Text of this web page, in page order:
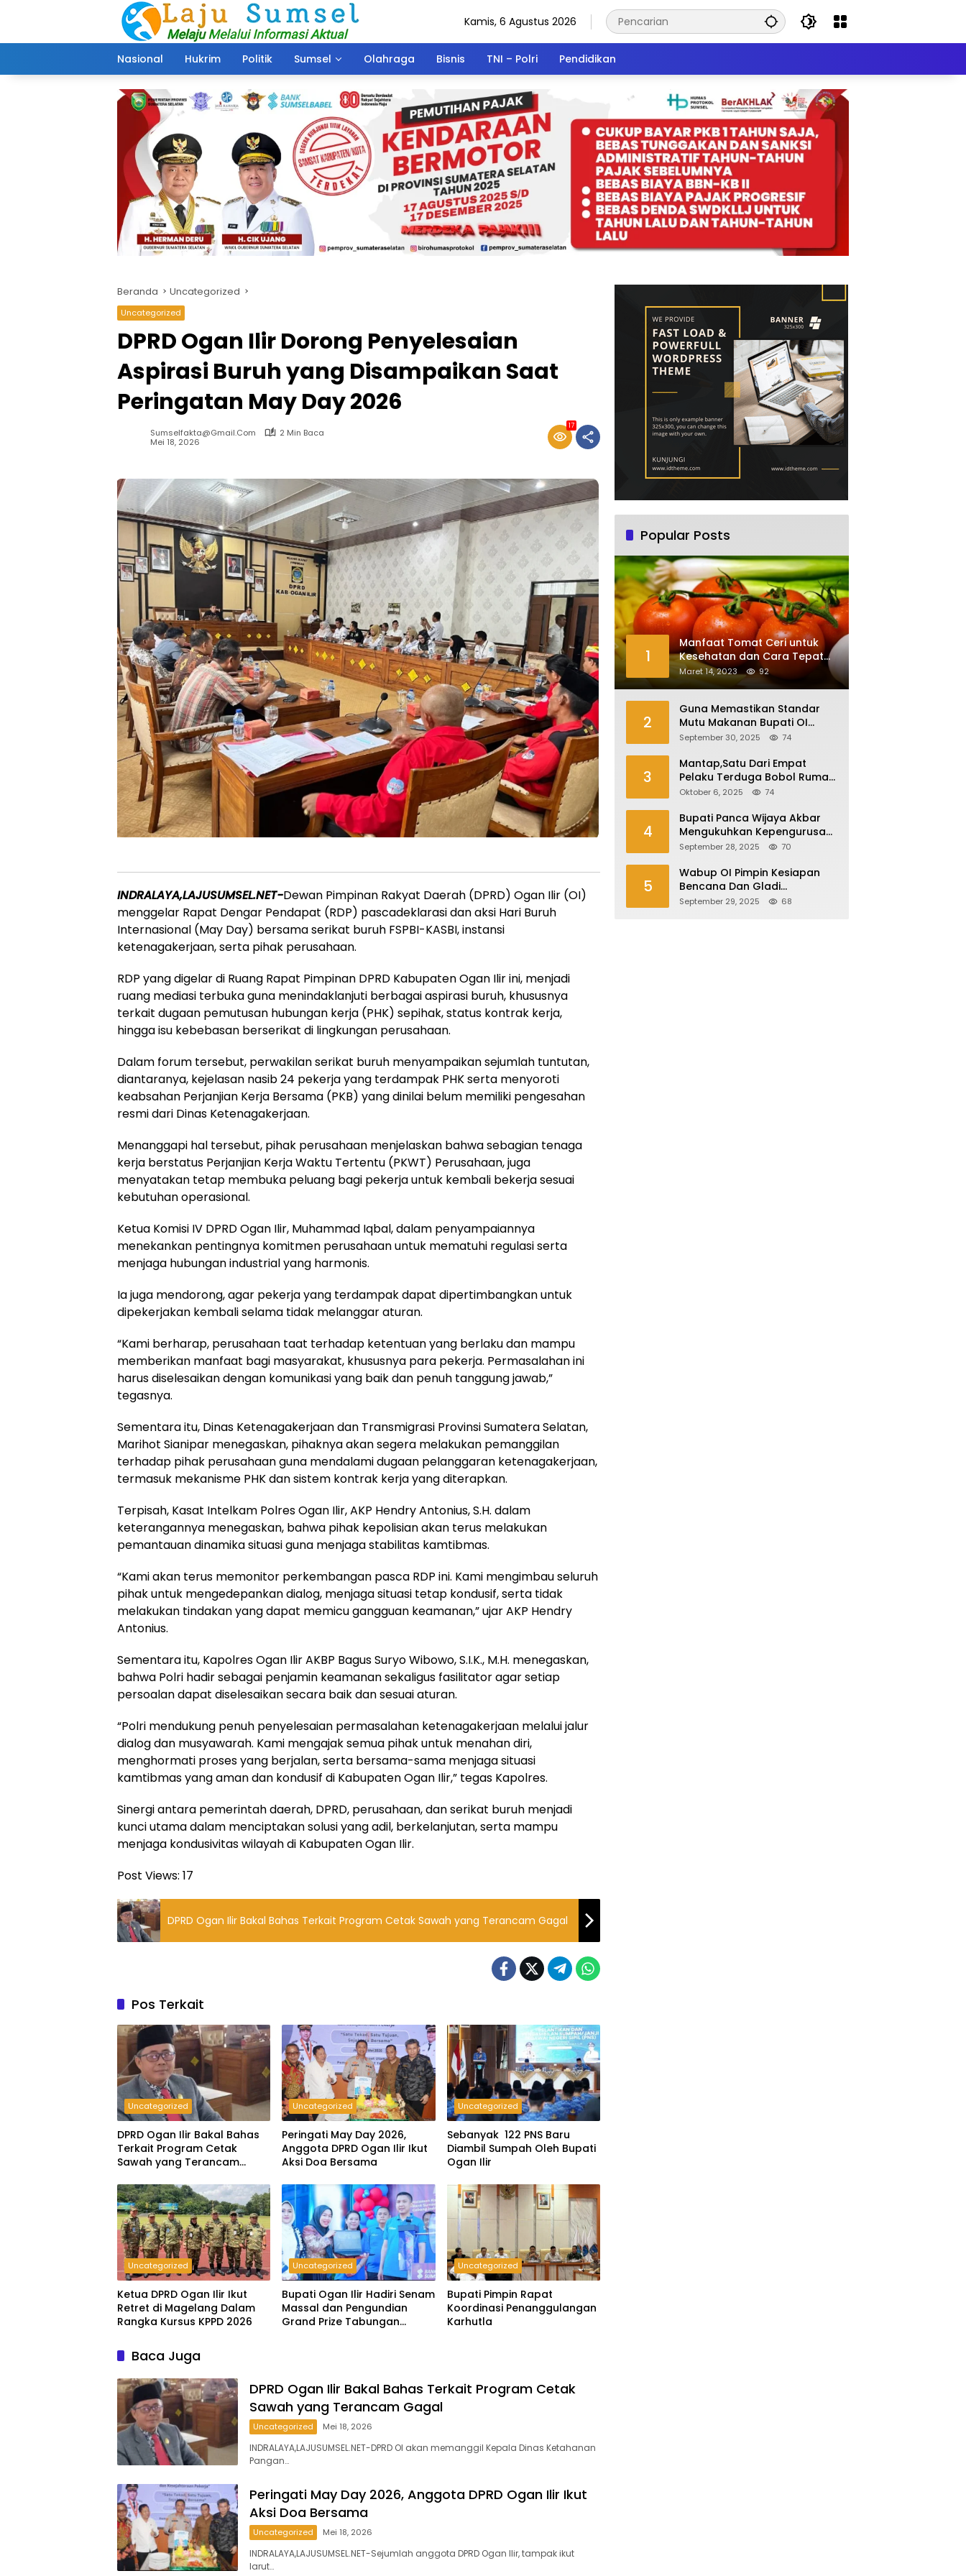
Kamis, 6 Agustus 2026
Nasional Hukrim Politik Sumsel Olahraga Bisnis TNI – Polri Pendidikan
Beranda Uncategorized
Uncategorized
DPRD Ogan Ilir Dorong Penyelesaian
Aspirasi Buruh yang Disampaikan Saat
Peringatan May Day 2026
Sumselfakta@gmail.com
2 Min Baca
Mei 18, 2026
17
INDRALAYA,LAJUSUMSEL.NET-Dewan Pimpinan Rakyat Daerah (DPRD) Ogan Ilir (OI)
menggelar Rapat Dengar Pendapat (RDP) pascadeklarasi dan aksi Hari Buruh
Internasional (May Day) bersama serikat buruh FSPBI-KASBI, instansi
ketenagakerjaan, serta pihak perusahaan.
RDP yang digelar di Ruang Rapat Pimpinan DPRD Kabupaten Ogan Ilir ini, menjadi
ruang mediasi terbuka guna menindaklanjuti berbagai aspirasi buruh, khususnya
terkait dugaan pemutusan hubungan kerja (PHK) sepihak, status kontrak kerja,
hingga isu kebebasan berserikat di lingkungan perusahaan.
Dalam forum tersebut, perwakilan serikat buruh menyampaikan sejumlah tuntutan,
diantaranya, kejelasan nasib 24 pekerja yang terdampak PHK serta menyoroti
keabsahan Perjanjian Kerja Bersama (PKB) yang dinilai belum memiliki pengesahan
resmi dari Dinas Ketenagakerjaan.
Menanggapi hal tersebut, pihak perusahaan menjelaskan bahwa sebagian tenaga
kerja berstatus Perjanjian Kerja Waktu Tertentu (PKWT) Perusahaan, juga
menyatakan tetap membuka peluang bagi pekerja untuk kembali bekerja sesuai
kebutuhan operasional.
Ketua Komisi IV DPRD Ogan Ilir, Muhammad Iqbal, dalam penyampaiannya
menekankan pentingnya komitmen perusahaan untuk mematuhi regulasi serta
menjaga hubungan industrial yang harmonis.
Ia juga mendorong, agar pekerja yang terdampak dapat dipertimbangkan untuk
dipekerjakan kembali selama tidak melanggar aturan.
“Kami berharap, perusahaan taat terhadap ketentuan yang berlaku dan mampu
memberikan manfaat bagi masyarakat, khususnya para pekerja. Permasalahan ini
harus diselesaikan dengan komunikasi yang baik dan penuh tanggung jawab,”
tegasnya.
Sementara itu, Dinas Ketenagakerjaan dan Transmigrasi Provinsi Sumatera Selatan,
Marihot Sianipar menegaskan, pihaknya akan segera melakukan pemanggilan
terhadap pihak perusahaan guna mendalami dugaan pelanggaran ketenagakerjaan,
termasuk mekanisme PHK dan sistem kontrak kerja yang diterapkan.
Terpisah, Kasat Intelkam Polres Ogan Ilir, AKP Hendry Antonius, S.H. dalam
keterangannya menegaskan, bahwa pihak kepolisian akan terus melakukan
pemantauan dinamika situasi guna menjaga stabilitas kamtibmas.
“Kami akan terus memonitor perkembangan pasca RDP ini. Kami mengimbau seluruh
pihak untuk mengedepankan dialog, menjaga situasi tetap kondusif, serta tidak
melakukan tindakan yang dapat memicu gangguan keamanan,” ujar AKP Hendry
Antonius.
Sementara itu, Kapolres Ogan Ilir AKBP Bagus Suryo Wibowo, S.I.K., M.H. menegaskan,
bahwa Polri hadir sebagai penjamin keamanan sekaligus fasilitator agar setiap
persoalan dapat diselesaikan secara baik dan sesuai aturan.
“Polri mendukung penuh penyelesaian permasalahan ketenagakerjaan melalui jalur
dialog dan musyawarah. Kami mengajak semua pihak untuk menahan diri,
menghormati proses yang berjalan, serta bersama-sama menjaga situasi
kamtibmas yang aman dan kondusif di Kabupaten Ogan Ilir,” tegas Kapolres.
Sinergi antara pemerintah daerah, DPRD, perusahaan, dan serikat buruh menjadi
kunci utama dalam menciptakan solusi yang adil, berkelanjutan, serta mampu
menjaga kondusivitas wilayah di Kabupaten Ogan Ilir.
Post Views: 17
DPRD Ogan Ilir Bakal Bahas Terkait Program Cetak Sawah yang Terancam Gagal
Pos Terkait
Uncategorized
DPRD Ogan Ilir Bakal Bahas
Terkait Program Cetak
Sawah yang Terancam
Uncategorized
Peringati May Day 2026,
Anggota DPRD Ogan Ilir Ikut
Aksi Doa Bersama
Uncategorized
Sebanyak 122 PNS Baru
Diambil Sumpah Oleh Bupati
Ogan Ilir
Uncategorized
Ketua DPRD Ogan Ilir Ikut
Retret di Magelang Dalam
Rangka Kursus KPPD 2026
Uncategorized
Bupati Ogan Ilir Hadiri Senam
Massal dan Pengundian
Grand Prize Tabungan
Uncategorized
Bupati Pimpin Rapat
Koordinasi Penanggulangan
Karhutla
Baca Juga
DPRD Ogan Ilir Bakal Bahas Terkait Program Cetak
Sawah yang Terancam Gagal
Uncategorized Mei 18, 2026
INDRALAYA,LAJUSUMSEL.NET-DPRD OI akan memanggil Kepala Dinas Ketahanan
Pangan…
Peringati May Day 2026, Anggota DPRD Ogan Ilir Ikut
Aksi Doa Bersama
Uncategorized Mei 18, 2026
INDRALAYA,LAJUSUMSEL.NET-Sejumlah anggota DPRD Ogan Ilir, tampak ikut
larut…
Popular Posts
1
Manfaat Tomat Ceri untuk
Kesehatan dan Cara Tepat
Mengonsumsinya
Maret 14, 2023 92
2
Guna Memastikan Standar
Mutu Makanan Bupati OI
Sidak Dapur MBG
September 30, 2025 74
3
Mantap,Satu Dari Empat
Pelaku Terduga Bobol Rumah
Di Plaju Ditangkap
Oktober 6, 2025 74
4
Bupati Panca Wijaya Akbar
Mengukuhkan Kepengurusan
Forum Komunikasi Kepala
Periode 2025-2027
September 28, 2025 70
5
Wabup OI Pimpin Kesiapan
Bencana Dan Gladi
Kesiapsiagaan Bencana Asap
September 29, 2025 68